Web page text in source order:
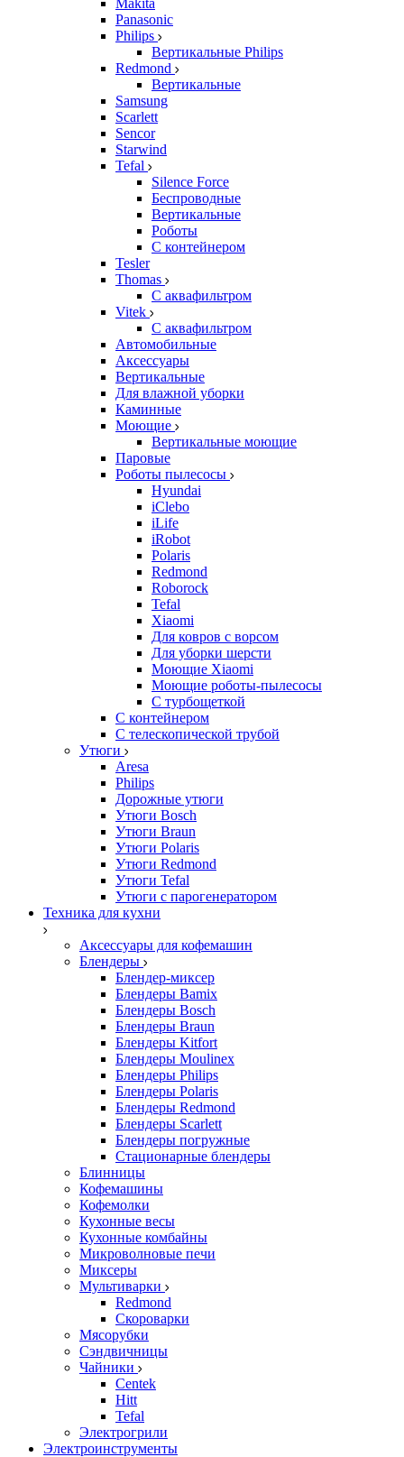
Makita
Panasonic
Philips
Вертикальные Philips
Redmond
Вертикальные
Samsung
Scarlett
Sencor
Starwind
Tefal
Silence Force
Беспроводные
Вертикальные
Роботы
С контейнером
Tesler
Thomas
С аквафильтром
Vitek
С аквафильтром
Автомобильные
Аксессуары
Вертикальные
Для влажной уборки
Каминные
Моющие
Вертикальные моющие
Паровые
Роботы пылесосы
Hyundai
iClebo
iLife
iRobot
Polaris
Redmond
Roborock
Tefal
Xiaomi
Для ковров с ворсом
Для уборки шерсти
Моющие Xiaomi
Моющие роботы-пылесосы
С турбощеткой
С контейнером
С телескопической трубой
Утюги
Aresa
Philips
Дорожные утюги
Утюги Bosch
Утюги Braun
Утюги Polaris
Утюги Redmond
Утюги Tefal
Утюги с парогенератором
Техника для кухни
Аксессуары для кофемашин
Блендеры
Блендер-миксер
Блендеры Bamix
Блендеры Bosch
Блендеры Braun
Блендеры Kitfort
Блендеры Moulinex
Блендеры Philips
Блендеры Polaris
Блендеры Redmond
Блендеры Scarlett
Блендеры погружные
Стационарные блендеры
Блинницы
Кофемашины
Кофемолки
Кухонные весы
Кухонные комбайны
Микроволновые печи
Миксеры
Мультиварки
Redmond
Скороварки
Мясорубки
Сэндвичницы
Чайники
Centek
Hitt
Tefal
Электрогрили
Электроинструменты